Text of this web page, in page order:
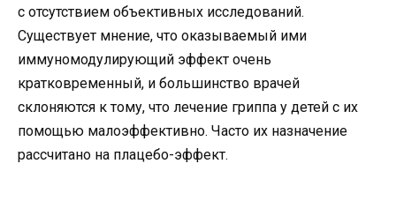
с отсутствием объективных исследований.
Существует мнение, что оказываемый ими
иммуномодулирующий эффект очень
кратковременный, и большинство врачей
склоняются к тому, что лечение гриппа у детей с их
помощью малоэффективно. Часто их назначение
рассчитано на плацебо-эффект.